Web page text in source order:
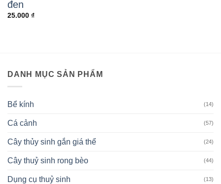
đen
25.000 ₫
DANH MỤC SẢN PHẨM
Bể kính (14)
Cá cảnh (57)
Cây thủy sinh gắn giá thể (24)
Cây thuỷ sinh rong bèo (44)
Dụng cụ thuỷ sinh (13)